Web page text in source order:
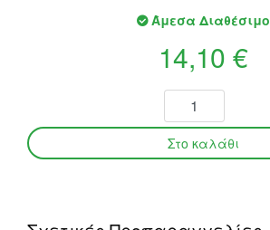
Άμεσα Διαθέσιμο
14,10 €